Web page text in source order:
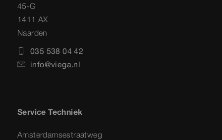
45-G
1411 AX
Naarden
035 538 04 42
info@viega.nl
Service Techniek
Amsterdamsestraatweg